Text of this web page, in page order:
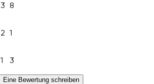
3 8
2 1
1 3
Eine Bewertung schreiben